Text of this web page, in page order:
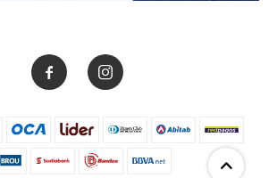
 